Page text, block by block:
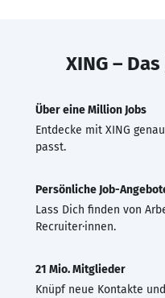
XING –
Über eine Million Jobs
Entdecke mit XING
passt.
Persönliche Job-
Lass Dich finden von
Recruiter·innen.
21 Mio. Mitglieder
Knüpf neue Kontakte